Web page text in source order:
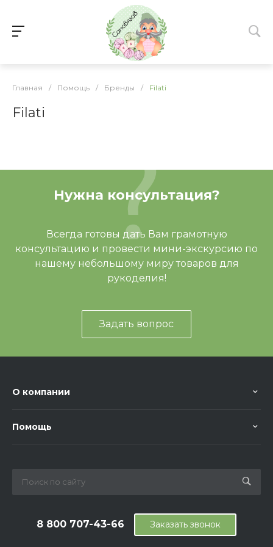
Главная / Помощь / Бренды / Filati
Filati
Нужна консультация?
Всегда готовы дать Вам грамотную
консультацию и провести мини-экскурсию по
нашему небольшому миру товаров для
рукоделия!
Задать вопрос
О компании
Помощь
8 800 707-43-66 Заказать звонок